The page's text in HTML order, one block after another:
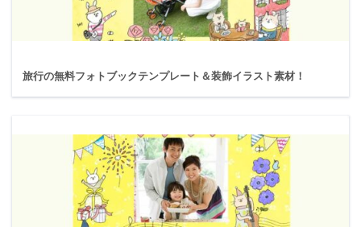
旅行の無料フォトブックテンプレート＆装飾イラスト素材！